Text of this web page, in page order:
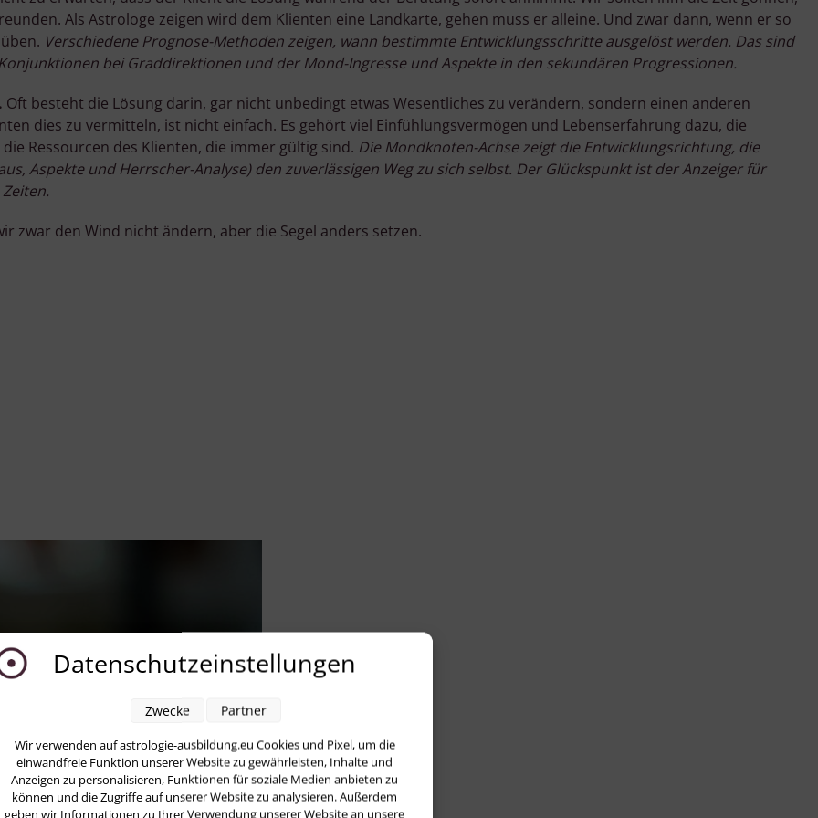
Als Astrologe zeigen wird dem Klienten eine Landkarte, gehen muss er alleine. Und zwar dann, wenn er so
Verschiedene Prognose-Methoden zeigen, wann bestimmte Entwicklungsschritte ausgelöst werden. Das sind
bei Graddirektionen und der Mond-Ingresse und Aspekte in den sekundären Progressionen.
Oft besteht die Lösung darin, gar nicht unbedingt etwas Wesentliches zu verändern, sondern einen anderen
dies zu vermitteln, ist nicht einfach. Es gehört viel Einfühlungsvermögen und Lebenserfahrung dazu, die
Ressourcen des Klienten, die immer gültig sind. Die Mondknoten-Achse zeigt die Entwicklungsrichtung, die
Aspekte und Herrscher-Analyse) den zuverlässigen Weg zu sich selbst. Der Glückspunkt ist der Anzeiger für
zwar den Wind nicht ändern, aber die Segel anders setzen.
Datenschutzeinstellungen
Wir verwenden auf astrologie-ausbildung.eu Cookies und Pixel, um die
einwandfreie Funktion unserer Website zu gewährleisten, Inhalte und
Anzeigen zu personalisieren, Funktionen für soziale Medien anbieten zu
können und die Zugriffe auf unserer Website zu analysieren. Außerdem
geben wir Informationen zu Ihrer Verwendung unserer Website an unsere
Zwecke Partner